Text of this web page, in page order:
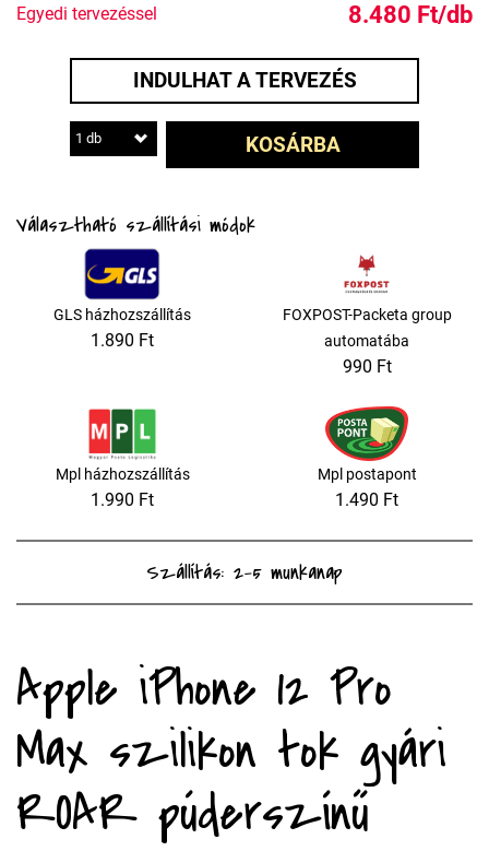
Egyedi tervezéssel 8.480 Ft/db
INDULHAT A TERVEZÉS
1 db KOSÁRBA
Választható szállítási módok
GLS házhozszállítás
1.890 Ft
FOXPOST-Packeta group
automatába
990 Ft
Mpl házhozszállítás
1.990 Ft
Mpl postapont
1.490 Ft
Szállítás: 2-5 munkanap
Apple iPhone 12 Pro
Max szilikon tok gyári
ROAR púderszínű